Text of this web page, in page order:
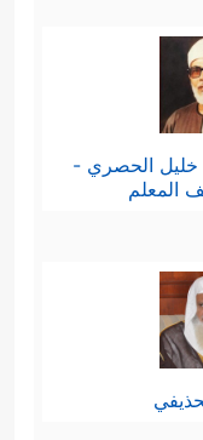
خليل الحصري -
المعلم